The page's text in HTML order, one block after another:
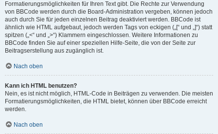
Formatierungsmöglichkeiten für Ihren Text gibt. Die Rechte zur Verwendung
von BBCode werden durch die Board-Administration vergeben, können jedoch
auch durch Sie für jeden einzelnen Beitrag deaktiviert werden. BBCode ist
ähnlich wie HTML aufgebaut, jedoch werden Tags von eckigen („[“ und „]“) statt
spitzen („<“ und „>“) Klammern eingeschlossen. Weitere Informationen zu
BBCode finden Sie auf einer speziellen Hilfe-Seite, die von der Seite zur
Beitragserstellung aus zugänglich ist.
Nach oben
Kann ich HTML benutzen?
Nein, es ist nicht möglich, HTML-Code in Beiträgen zu verwenden. Die meisten
Formatierungsmöglichkeiten, die HTML bietet, können über BBCode erreicht
werden.
Nach oben